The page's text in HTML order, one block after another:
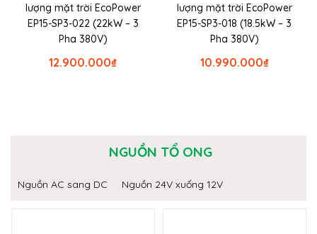
lượng mặt trời EcoPower
EP15-SP3-022 (22kW – 3
Pha 380V)
₫
12.900.000
lượng mặt trời EcoPower
EP15-SP3-018 (18.5kW – 3
Pha 380V)
₫
10.990.000
NGUỒN TỔ ONG
Nguồn AC sang DC Nguồn 24V xuống 12V